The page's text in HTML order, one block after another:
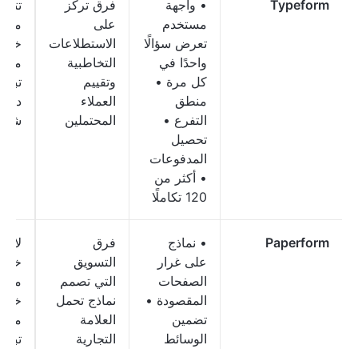
Typeform
• واجهة
مستخدم
تعرض سؤالًا
واحدًا في
كل مرة •
منطق
التفرع •
تحصيل
المدفوعات
• أكثر من
120 تكاملًا
فرق تركز
على
الاستطلاعات
التخاطبية
وتقييم
العملاء
المحتملين
Paperform
• نماذج
على غرار
الصفحات
المقصودة •
تضمين
الوسائط
فرق
التسويق
التي تصمم
نماذج تحمل
العلامة
التجارية
لا